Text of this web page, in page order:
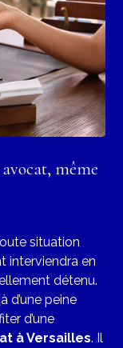
même
situation
interviendra en
détenu.
d’une peine
d’une
à Versailles. Il